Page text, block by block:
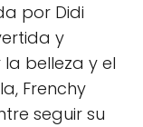
por Didi
y
belleza y el
Frenchy
seguir su